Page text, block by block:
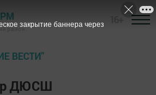
район
ВЕСТИ"
ДЮСШ
закрытие баннера через